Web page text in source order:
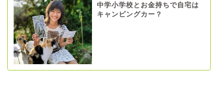
中学小学校とお金持ちで自宅は
キャンピングカー？